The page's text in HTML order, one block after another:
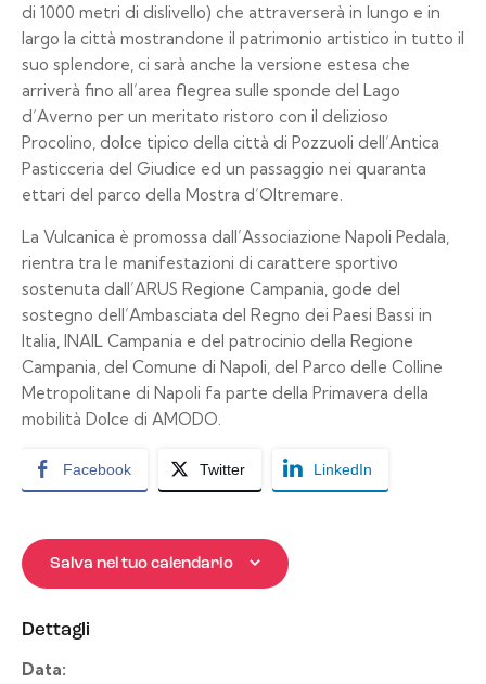
di 1000 metri di dislivello) che attraverserà in lungo e in
largo la città mostrandone il patrimonio artistico in tutto il
suo splendore, ci sarà anche la versione estesa che
arriverà fino all’area flegrea sulle sponde del Lago
d’Averno per un meritato ristoro con il delizioso
Procolino, dolce tipico della città di Pozzuoli dell’Antica
Pasticceria del Giudice ed un passaggio nei quaranta
ettari del parco della Mostra d’Oltremare.
La Vulcanica è promossa dall’Associazione Napoli Pedala,
rientra tra le manifestazioni di carattere sportivo
sostenuta dall’ARUS Regione Campania, gode del
sostegno dell’Ambasciata del Regno dei Paesi Bassi in
Italia, INAIL Campania e del patrocinio della Regione
Campania, del Comune di Napoli, del Parco delle Colline
Metropolitane di Napoli fa parte della Primavera della
mobilità Dolce di AMODO.
Facebook Twitter LinkedIn
Salva nel tuo calendario
Dettagli
Data: